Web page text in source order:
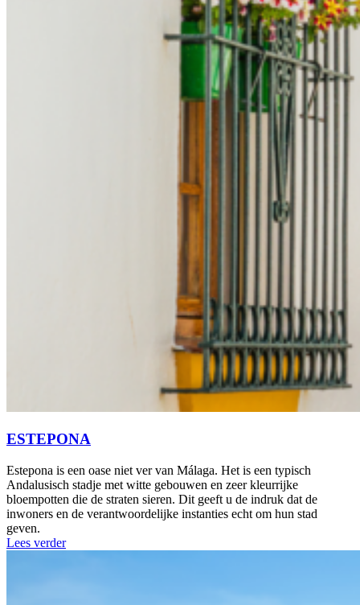
ESTEPONA
Estepona is een oase niet ver van Málaga. Het is een typisch
Andalusisch stadje met witte gebouwen en zeer kleurrijke
bloempotten die de straten sieren. Dit geeft u de indruk dat de
inwoners en de verantwoordelijke instanties echt om hun stad
geven.
Lees verder